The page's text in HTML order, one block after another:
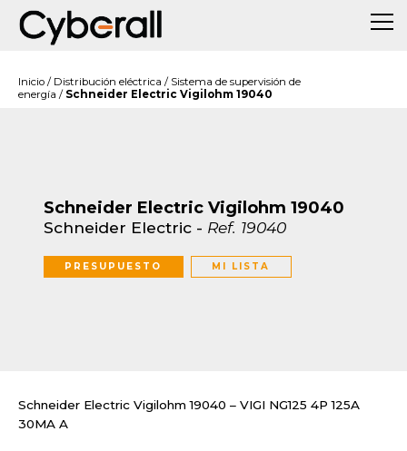
Inicio / Distribución eléctrica / Sistema de supervisión de
energía / Schneider Electric Vigilohm 19040
Schneider Electric Vigilohm 19040
Schneider Electric - Ref. 19040
PRESUPUESTO MI LISTA
Schneider Electric Vigilohm 19040 – VIGI NG125 4P 125A
30MA A